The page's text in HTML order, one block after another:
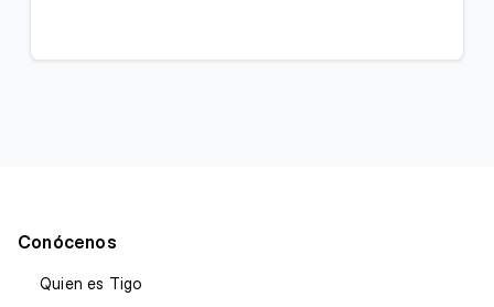
Conócenos
Quien es Tigo